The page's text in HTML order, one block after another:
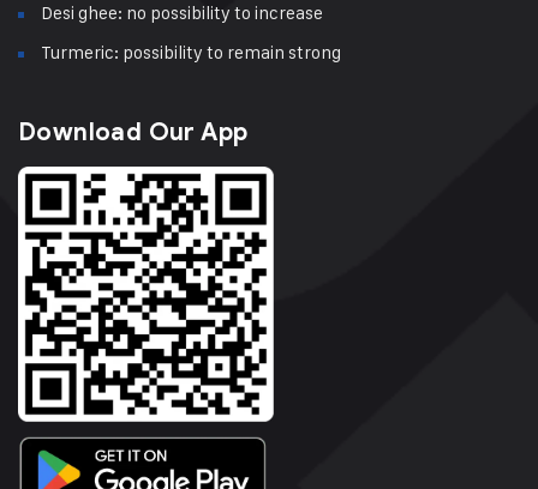
Desi ghee: no possibility to increase
Turmeric: possibility to remain strong
Download Our App